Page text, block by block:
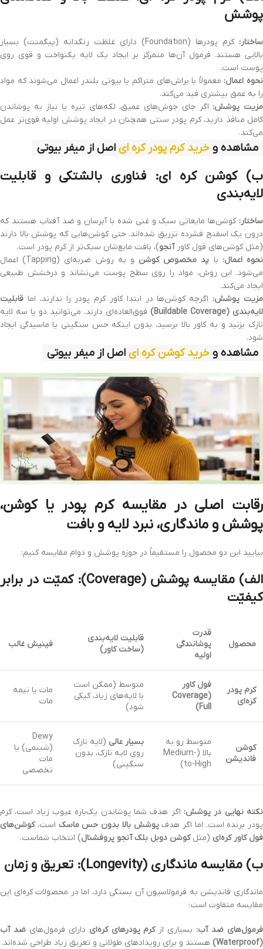
پوشش
ساختار:
کرم پودرها (Foundation) دارای غلظت رنگدانه (پیگمنت) بسیار
بالایی هستند. فرمول آن‌ها متمرکز بر ایجاد یک لایه یکنواخت و قوی روی
پوست است.
نحوه اعمال: معمولاً با براش‌های متراکم یا بیوتی بلندر اعمال می‌شوند که مواد
را به عمق بیشتری فید می‌کند.
مزیت پوشش: اگر جای جوش‌های عمیق، لکه‌های تیره یا نیاز به پوشاندن
کامل منافذ دارید، کرم پودر سنتی همچنان در ایجاد پوشش اولیه قوی‌تر عمل
می‌کند.
مشاهده و خرید کرم پودر کره ای اصل از میفر بیوتی
ب) کوشن کره ای: فناوری بالشتکی و قابلیت
لایه‌بندی
ساختار: کوشن‌ها مایعاتی سبک و غنی شده با آبرسان و ضد آفتاب هستند که
درون یک اسفنج فشرده تزریق شده‌اند. حتی کوشن‌هایی که پوشش بالا دارند
(مثل کوشن‌های فول کاورآنجو)، بافت مایع‌شان سبک‌تر از کرم پودر است.
نحوه اعمال: با پد مخصوص کوشن
و به روش ضربه‌ای (Tapping) اعمال
می‌شود. این روش، مواد را روی سطح پوست می‌نشاند و درخشش طبیعی
ایجاد می‌کند.
مزیت پوشش: اگرچه کوشن‌ها در ابتدا کاور کرم پودر را ندارند، اما قابلیت
لایه‌بندی (Buildable Coverage)
فوق‌العاده‌ای دارند. می‌توانید دو یا سه لایه
نازک بزنید و به کاور بالا برسید، بدون اینکه حس سنگینی یا ماسیدگی ایجاد
شود.
مشاهده و خرید کوشن کره ای اصل از میفر بیوتی
رقابت اصلی در مقایسه کرم پودر یا کوشن،
پوشش و ماندگاری، نبرد لایه و بافت
بیایید این دو محصول را مستقیماً در حوزه پوشش و دوام مقایسه کنیم:
الف) مقایسه پوشش (Coverage): کمیّت در برابر
کیفیّت
محصول
قدرت
پوشانندگی
اولیه
قابلیت لایه‌بندی
(ساخت کاور)
فینیش غالب
کرم پودر
کره‌ای
فول کاور
(Coverage
Full)
متوسط (ممکن است
با لایه‌های زیاد، کیکی
شود)
مات یا نیمه
مات
کوشن
فاندیشن
متوسط رو به
بالا (Medium-
to-High)
بسیار عالی (لایه نازک
روی لایه نازک، بدون
سنگینی)
Dewy
(شبنمی) یا
مات
تخصصی
نکته نهایی در پوشش: اگر هدف شما پوشاندن یک‌باره عیوب زیاد است، کرم
پودر برنده است. اما اگر هدفپوشش بالا بدون حس ماسک است،کوشن‌های
فول کاور کره‌ای (مثلکوشن دوبل بلک آنجو پروفشنال) انتخاب شماست.
ب) مقایسه ماندگاری (Longevity): تعریق و زمان
ماندگاری فاندیشن به فرمولاسیون آن بستگی دارد، اما در محصولات کره‌ای این
مقایسه متفاوت است:
فرمول‌های ضد آب: بسیاری ازکرم پودرهای کره‌ای دارای فرمول‌هایضد آب
(Waterproof)
هستند و برای رویدادهای طولانی و تعریق زیاد طراحی شده‌اند.